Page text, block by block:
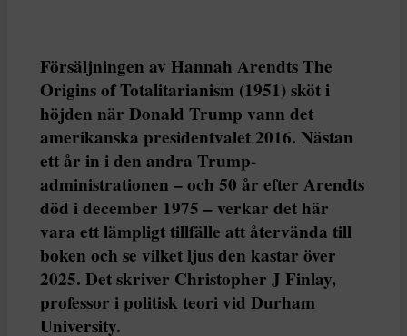
Försäljningen av Hannah Arendts The
Origins of Totalitarianism (1951) sköt i
höjden när Donald Trump vann det
amerikanska presidentvalet 2016. Nästan
ett år in i den andra Trump-
administrationen – och 50 år efter Arendts
död i december 1975 – verkar det här
vara ett lämpligt tillfälle att återvända till
boken och se vilket ljus den kastar över
2025. Det skriver Christopher J Finlay,
professor i politisk teori vid Durham
University.